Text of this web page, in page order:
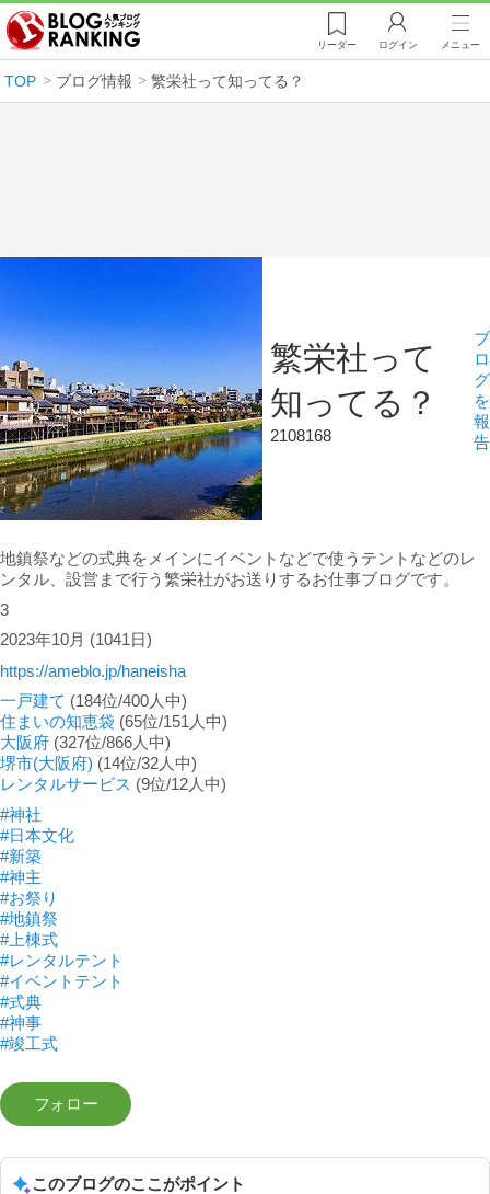
リーダー ログイン メニュー
TOP ブログ情報 繁栄社って知ってる？
繁栄社って
知ってる？
2108168
ブ
ロ
グ
を
報
告
地鎮祭などの式典をメインにイベントなどで使うテントなどのレ
ンタル、設営まで行う繁栄社がお送りするお仕事ブログです。
3
2023年10月 (1041日)
https://ameblo.jp/haneisha
一戸建て (184位/400人中)
住まいの知恵袋 (65位/151人中)
大阪府 (327位/866人中)
堺市(大阪府) (14位/32人中)
レンタルサービス (9位/12人中)
#神社
#日本文化
#新築
#神主
#お祭り
#地鎮祭
#上棟式
#レンタルテント
#イベントテント
#式典
#神事
#竣工式
このブログのここがポイント